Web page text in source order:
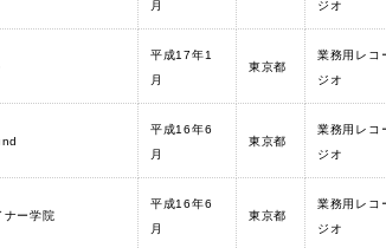
月
ジオ
平成17年1
月
東京都
業務用レコ
ジオ
平成16年6
月
東京都
業務用レコ
ジオ
ナー学院
平成16年6
月
東京都
業務用レコ
ジオ